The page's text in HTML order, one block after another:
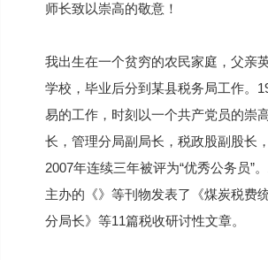
师长致以崇高的敬意！
我出生在一个贫穷的农民家庭，父亲
学校，毕业后分到某县税务局工作。
易的工作，时刻以一个共产党员的崇
长，管理分局副局长，税政股副股长
2007年连续三年被评为“优秀公务员”
主办的《》等刊物发表了《煤炭税费
分局长》等11篇税收研讨性文章。